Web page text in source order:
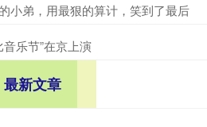
小弟，用最狠的算计，笑到了最后
乐节”在京上演
最新文章